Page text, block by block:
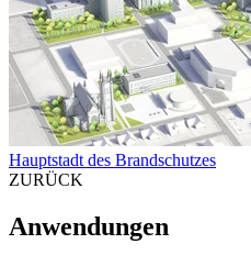
Hauptstadt des Brandschutzes
ZURÜCK
Anwendungen